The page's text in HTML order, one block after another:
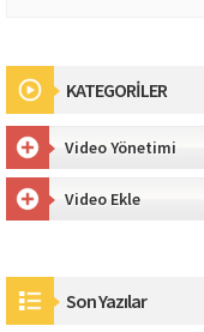
KATEGORİLER
Video Yönetimi
Video Ekle
Son Yazılar